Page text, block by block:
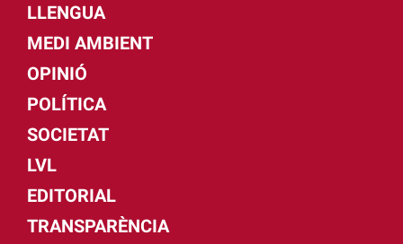
LLENGUA
MEDI AMBIENT
OPINIÓ
POLÍTICA
SOCIETAT
LVL
EDITORIAL
TRANSPARÈNCIA